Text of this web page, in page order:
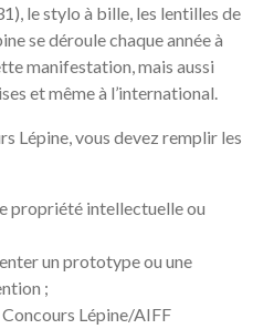
le stylo à bille, les lentilles de
se déroule chaque année à
manifestation, mais aussi
et même à l’international.
Lépine, vous devez remplir les
propriété intellectuelle ou
un prototype ou une
;
Lépine/AIFF